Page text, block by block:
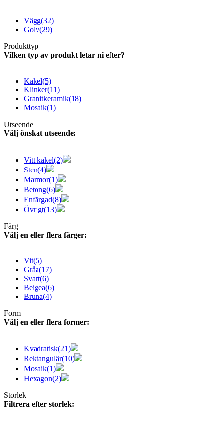
Vägg(32)
Golv(29)
Produkttyp
Vilken typ av produkt letar ni efter?
Kakel(5)
Klinker(11)
Granitkeramik(18)
Mosaik(1)
Utseende
Välj önskat utseende:
Vitt kakel(2)
Sten(4)
Marmor(1)
Betong(6)
Enfärgad(8)
Övrigt(13)
Färg
Välj en eller flera färger:
Vit(5)
Gråa(17)
Svart(6)
Beigea(6)
Bruna(4)
Form
Välj en eller flera former:
Kvadratisk(21)
Rektangulär(10)
Mosaik(1)
Hexagon(2)
Storlek
Filtrera efter storlek: